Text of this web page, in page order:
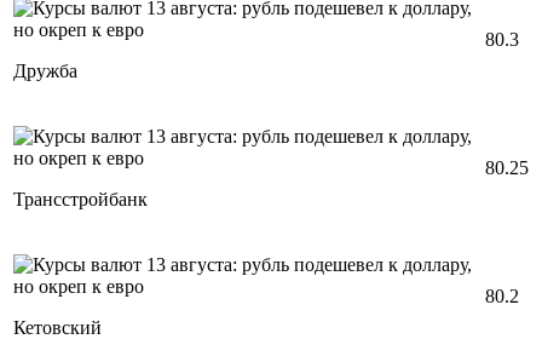
Дружба
80.3
Трансстройбанк
80.25
Кетовский
80.2